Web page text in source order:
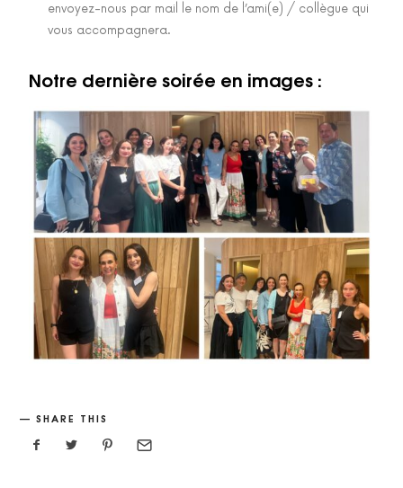
envoyez-nous par mail le nom de l’ami(e) / collègue qui
vous accompagnera.
Notre dernière soirée en images :
SHARE THIS